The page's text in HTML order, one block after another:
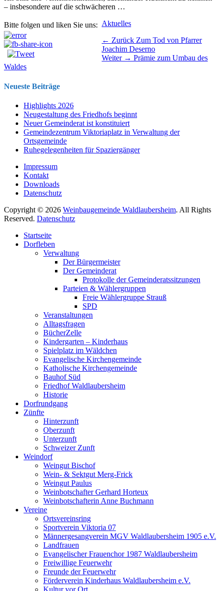
– insbesondere auf die schwächeren …
Bitte folgen und liken Sie uns: Kategorien
Aktuelles
Beitragsnavigation ← Zurück Vorhergehender
Beitrag:
Zum Tod von Pfarrer
Joachim Deserno
Weiter → Nächster
Prämie zum Umbau des
Waldes
Neueste Beiträge
Highlights 2026
Neugestaltung des Friedhofs beginnt
Neuer Gemeinderat ist konstituiert
Gemeindezentrum Viktoriaplatz in Verwaltung der
Ortsgemeinde
Ruhegelegenheiten für Spaziergänger
Impressum
Kontakt
Downloads
Datenschutz
Copyright © 2026 Weinbaugemeinde Waldlaubersheim. All Rights
Reserved. Datenschutz
oben
scrollen
Startseite
Dorfleben
Verwaltung
Der Bürgermeister
Der Gemeinderat
Protokolle der Gemeinderatssitzungen
Parteien & Wählergruppen
Freie Wählergruppe Strauß
SPD
Veranstaltungen
Alltagsfragen
BücherZelle
Kindergarten – Kinderhaus
Spielplatz im Wäldchen
Evangelische Kirchengemeinde
Katholische Kirchengemeinde
Bauhof Süd
Friedhof Waldlaubersheim
Historie
Dorfrundgang
Zünfte
Hinterzunft
Oberzunft
Unterzunft
Schweizer Zunft
Weindorf
Weingut Bischof
Wein- & Sektgut Merg-Frick
Weingut Paulus
Weinbotschafter Gerhard Horteux
Weinbotschafterin Anne Buchmann
Vereine
Ortsvereinsring
Sportverein Viktoria 07
Männergesangverein MGV Waldlaubersheim 1905 e.V.
Landfrauen
Evangelischer Frauenchor 1987 Waldlaubersheim
Freiwillige Feuerwehr
Freunde der Feuerwehr
Förderverein Kinderhaus Waldlaubersheim e.V.
Kultur vor Ort